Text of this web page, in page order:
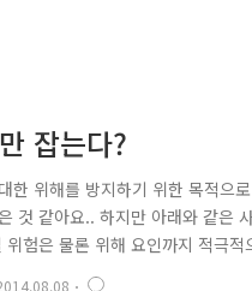
잡는다?
한 위해를 방지하기 위한 목적으
것 같아요.. 하지만 아래와 같은
험은 물론 위해 요인까지 적극
향으로 비가 많이 오는 날씨에